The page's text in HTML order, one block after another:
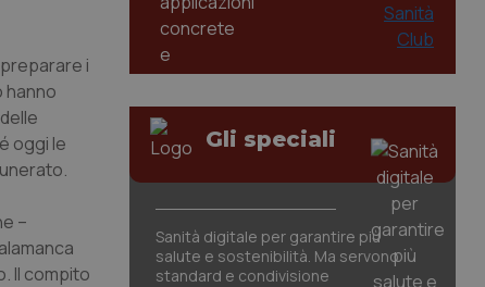
i
hanno
oggi le
–
Il compito
Gli speciali
Sanità digitale per garantire più
salute e sostenibilità. Ma servono
standard e condivisione